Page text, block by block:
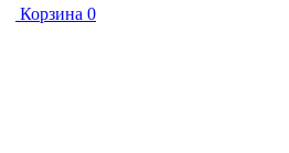
Корзина 0